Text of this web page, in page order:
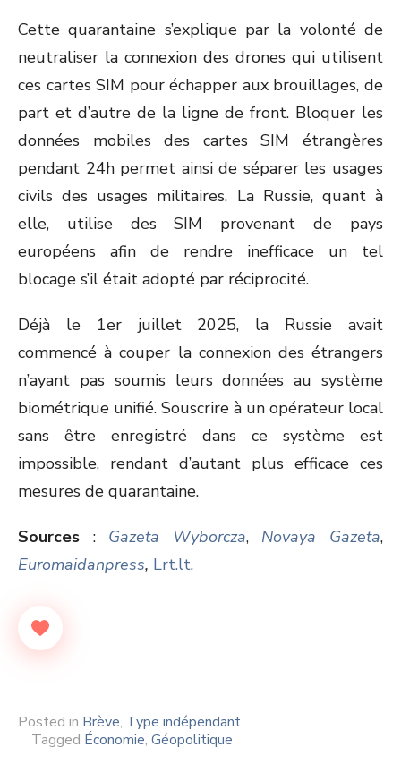
Cette quarantaine s’explique par la volonté de
neutraliser la connexion des drones qui utilisent
ces cartes SIM pour échapper aux brouillages, de
part et d’autre de la ligne de front. Bloquer les
données mobiles des cartes SIM étrangères
pendant 24h permet ainsi de séparer les usages
civils des usages militaires. La Russie, quant à
elle, utilise des SIM provenant de pays
européens afin de rendre inefficace un tel
blocage s’il était adopté par réciprocité.
Déjà le 1erjuillet 2025, la Russie avait
commencé à couper la connexion des étrangers
n’ayant pas soumis leurs données au système
biométrique unifié. Souscrire à un opérateur local
sans être enregistré dans ce système est
impossible, rendant d’autant plus efficace ces
mesures de quarantaine.
Sources : Gazeta Wyborcza, Novaya Gazeta,
Euromaidanpress, Lrt.lt.
Posted in Brève, Type indépendant
Tagged Économie, Géopolitique